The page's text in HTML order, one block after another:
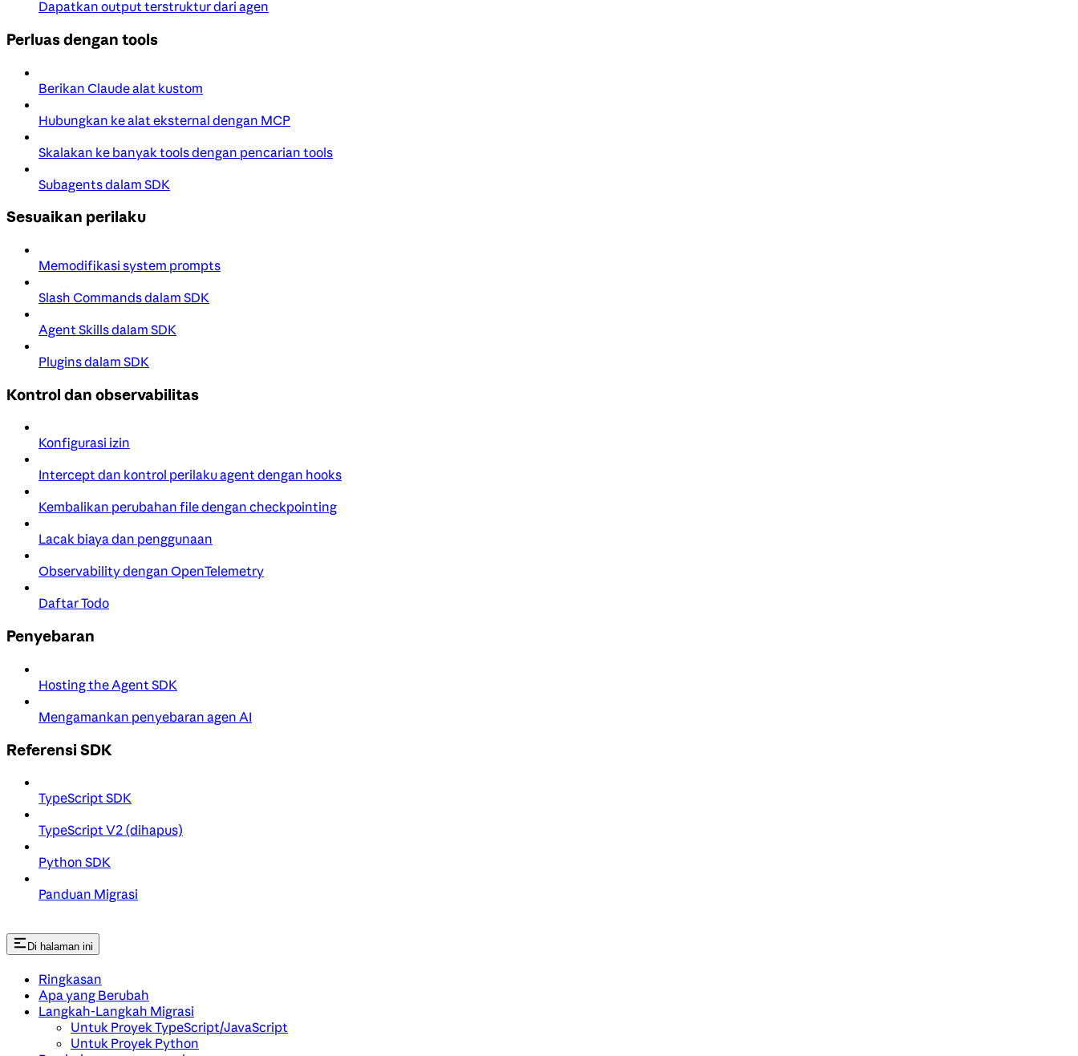
Dapatkan output terstruktur dari agen
Perluas dengan tools
Berikan Claude alat kustom
Hubungkan ke alat eksternal dengan MCP
Skalakan ke banyak tools dengan pencarian tools
Subagents dalam SDK
Sesuaikan perilaku
Memodifikasi system prompts
Slash Commands dalam SDK
Agent Skills dalam SDK
Plugins dalam SDK
Kontrol dan observabilitas
Konfigurasi izin
Intercept dan kontrol perilaku agent dengan hooks
Kembalikan perubahan file dengan checkpointing
Lacak biaya dan penggunaan
Observability dengan OpenTelemetry
Daftar Todo
Penyebaran
Hosting the Agent SDK
Mengamankan penyebaran agen AI
Referensi SDK
TypeScript SDK
TypeScript V2 (dihapus)
Python SDK
Panduan Migrasi
Di halaman ini
Ringkasan
Apa yang Berubah
Langkah-Langkah Migrasi
Untuk Proyek TypeScript/JavaScript
Untuk Proyek Python